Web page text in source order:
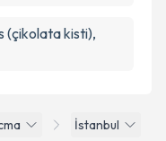
İstanbul
(çikolata kisti),